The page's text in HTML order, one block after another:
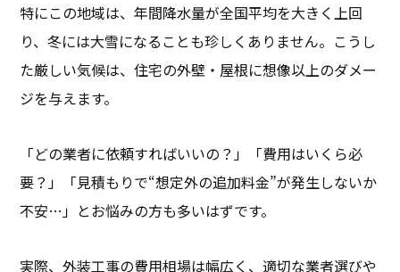
特にこの地域は、年間降水量が全国平均を大きく上回
り、冬には大雪になることも珍しくありません。こうし
た厳しい気候は、住宅の外壁・屋根に想像以上のダメー
ジを与えます。
「どの業者に依頼すればいいの？」「費用はいくら必
要？」「見積もりで“想定外の追加料金”が発生しないか
不安…」とお悩みの方も多いはずです。
実際、外装工事の費用相場は幅広く、適切な業者選びや